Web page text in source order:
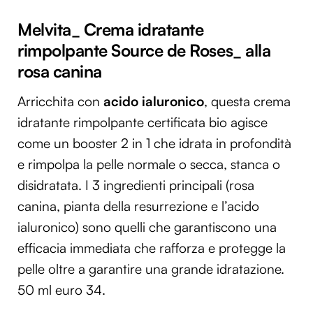
Melvita_ Crema idratante
rimpolpante Source de Roses_ alla
rosa canina
Arricchita con acido ialuronico, questa crema
idratante rimpolpante certificata bio agisce
come un booster 2 in 1 che idrata in profondità
e rimpolpa la pelle normale o secca, stanca o
disidratata. I 3 ingredienti principali (rosa
canina, pianta della resurrezione e l’acido
ialuronico) sono quelli che garantiscono una
efficacia immediata che rafforza e protegge la
pelle oltre a garantire una grande idratazione.
50 ml euro 34.